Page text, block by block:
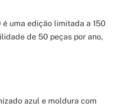
é uma edição limitada a 150
de 50 peças por ano,
azul e moldura com